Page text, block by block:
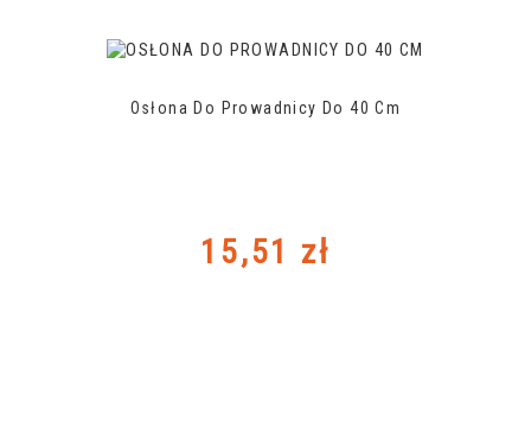
Osłona Do Prowadnicy Do 40 Cm
Cena
15,51 zł